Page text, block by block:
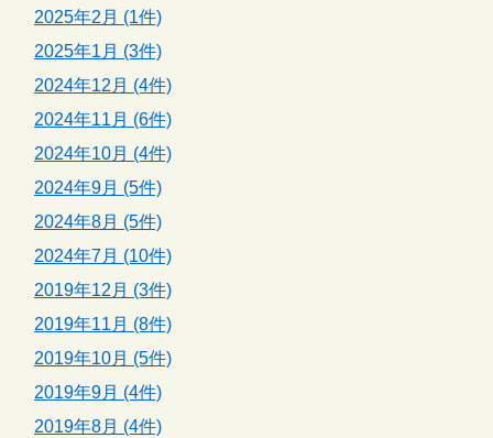
2025年2月 (1件)
2025年1月 (3件)
2024年12月 (4件)
2024年11月 (6件)
2024年10月 (4件)
2024年9月 (5件)
2024年8月 (5件)
2024年7月 (10件)
2019年12月 (3件)
2019年11月 (8件)
2019年10月 (5件)
2019年9月 (4件)
2019年8月 (4件)